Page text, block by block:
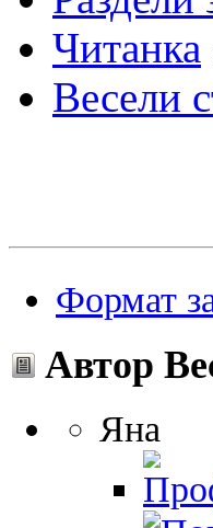
Читанка
Весели
Формат
Автор
Яна